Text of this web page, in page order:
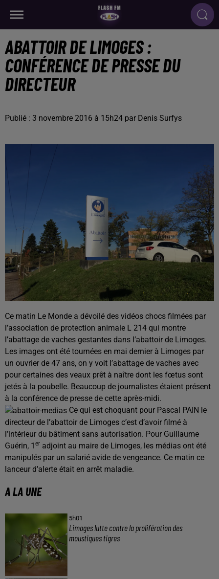
ABATTOIR DE LIMOGES :
CONFÉRENCE DE PRESSE DU
DIRECTEUR
Publié : 3 novembre 2016 à 15h24 par Denis Surfys
Ce matin Le Monde a dévoilé des vidéos chocs filmées par
l’association de protection animale L 214 qui montre
l’abattage de vaches gestantes dans l’abattoir de Limoges.
Les images ont été tournées en mai dernier à Limoges par
un ouvrier de 47 ans, on y voit l’abattage de vaches avec
pour certaines des veaux prêt à naître dont les fœtus sont
jetés à la poubelle. Beaucoup de journalistes étaient présent
à la conférence de presse de cette après-midi.
Ce qui est choquant pour Pascal PAIN le
directeur de l’abattoir de Limoges c’est d’avoir filmé à
l’intérieur du bâtiment sans autorisation. Pour Guillaume
Guérin, 1 er adjoint au maire de Limoges, les médias ont été
manipulés par un salarié avide de vengeance. Ce matin ce
lanceur d’alerte était en arrêt maladie.
A LA UNE
5h01
Limoges lutte contre la prolifération des
moustiques tigres